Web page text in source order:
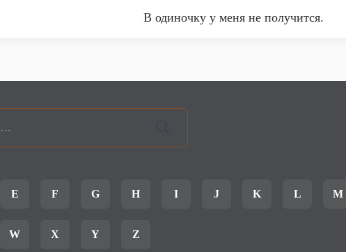
В одиночку у меня не получится.
E F G H I J K L M
W X Y Z